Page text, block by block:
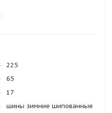
225
65
17
шины зимние шипованные